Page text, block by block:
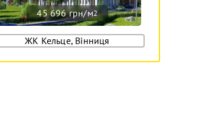
45 696 грн/м2
ЖК Кельце, Вінниця